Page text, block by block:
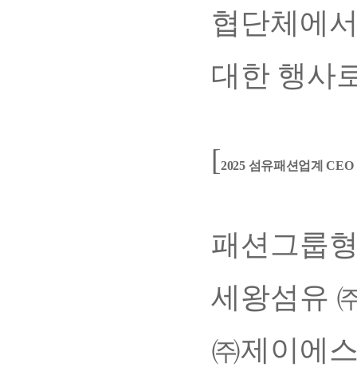
협단체에
대한 행사
[2025 섬유패션업계
패션그룹
세왕섬유
㈜제이에